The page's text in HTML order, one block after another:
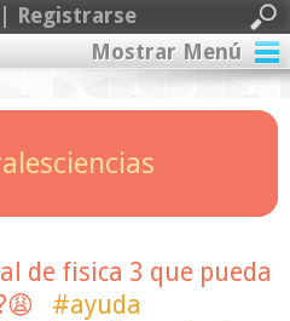
Registrarse
Mostrar Menú
de fisica 3 que pueda
#ayuda